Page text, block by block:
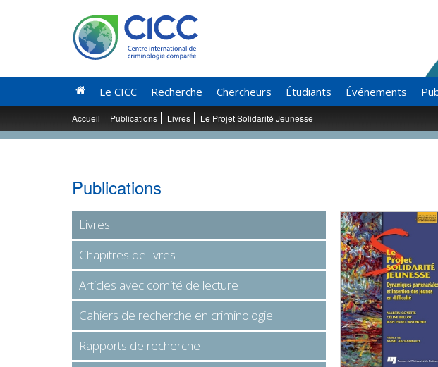
Le CICC Recherche Chercheurs Étudiants Événements
Accueil Publications Livres Le Projet Solidarité Jeunesse
Publications
Livres
Chapitres de livres
Articles avec comité de lecture
Cahiers de recherche en criminologie
Rapports de recherche